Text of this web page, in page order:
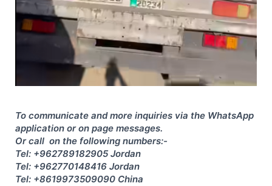
To communicate and more inquiries via the WhatsApp
application or on page messages.
Or call on the following numbers:-
Tel: +962789182905 Jordan
Tel: +962770148416 Jordan
Tel: +8619973509090 China